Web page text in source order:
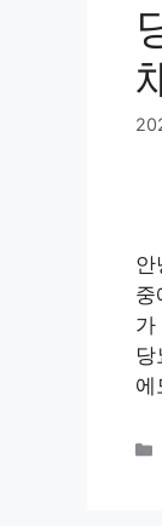
안
중
가
에